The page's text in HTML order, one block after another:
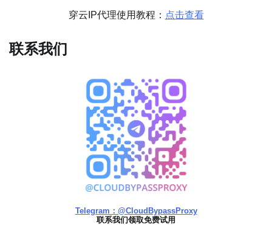
穿云IP代理使用教程： 点击查看
联系我们
Telegram：@CloudBypassProxy
联系我们领取免费试用